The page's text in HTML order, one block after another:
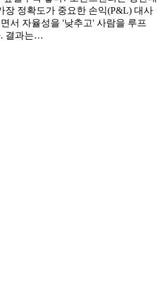
장 정확도가 중요한 손익(P&L) 대사
서 자율성을 '낮추고' 사람을 루프
. 결과는…